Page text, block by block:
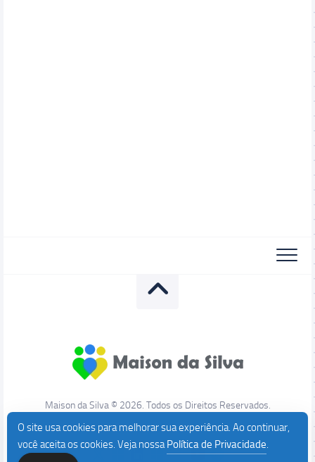
Maison da Silva © 2026. Todos os Direitos Reservados.
O site usa cookies para melhorar sua experiência. Ao continuar,
você aceita os cookies. Veja nossaPolítica de Privacidade.